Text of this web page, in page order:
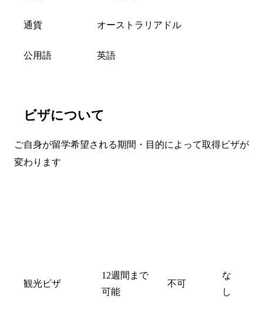
通貨 オーストラリアドル
公用語 英語
ビザについて
ご自身が留学希望される期間・目的によって取得ビザが
変わります
観光ビザ
12週間まで
可能
不可
な
し